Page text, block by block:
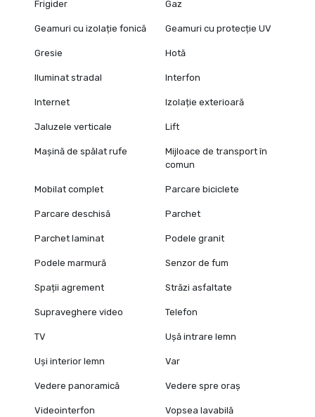
Frigider Gaz
Geamuri cu izolație fonică Geamuri cu protecție UV
Gresie Hotă
Iluminat stradal Interfon
Internet Izolație exterioară
Jaluzele verticale Lift
Mașină de spălat rufe
Mijloace de transport în
comun
Mobilat complet Parcare biciclete
Parcare deschisă Parchet
Parchet laminat Podele granit
Podele marmură Senzor de fum
Spații agrement Străzi asfaltate
Supraveghere video Telefon
TV Ușă intrare lemn
Uși interior lemn Var
Vedere panoramică Vedere spre oraș
Videointerfon Vopsea lavabilă